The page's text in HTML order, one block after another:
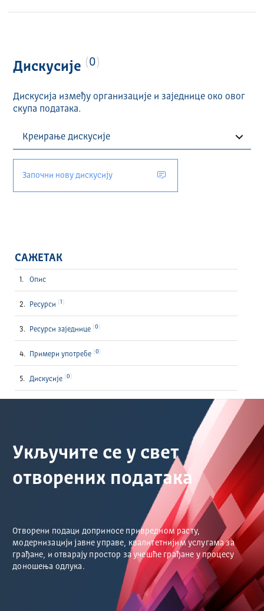
Дискусије 0
Дискусија између организације и заједнице око овог
скупа података.
Започни нову дискусију
САЖЕТАК
Опис
Ресурси 1
Ресурси заједнице 0
Примери употребе 0
Дискусије 0
Укључите се у свет
отворених података
Отворени подаци доприносе привредном расту,
модернизацији јавне управе, квалитетнијим услугама за
грађане, и отварају простор за учешће грађане у процесу
доношења одлука.